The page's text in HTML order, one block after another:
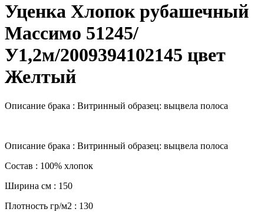
Уценка Хлопок рубашечный
Массимо 51245/
У1,2м/2009394102145 цвет
Желтый
Описание брака : Витринный образец: выцвела полоса
Описание брака : Витринный образец: выцвела полоса
Состав : 100% хлопок
Ширина см : 150
Плотность гр/м2 : 130